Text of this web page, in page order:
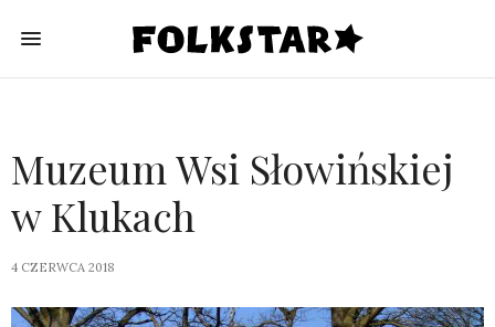
Muzeum Wsi Słowińskiej
w Klukach
4 CZERWCA 2018